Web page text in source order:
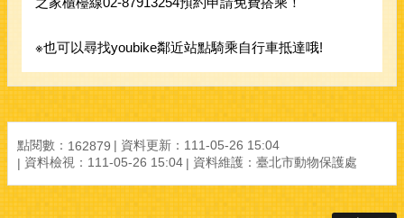
※也可以尋找youbike鄰近站點騎乘自行車抵達哦!
點閱數： 162879 資料更新： 111-05-26 15:04
資料檢視： 111-05-26 15:04 資料維護： 臺北市動物保護處